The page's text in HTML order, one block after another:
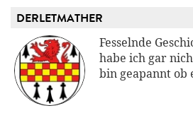
DERLETMATHER
Fesselnde
habe ich gar
bin geapannt ob